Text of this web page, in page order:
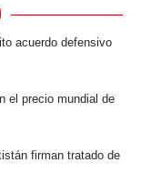
acuerdo defensivo
el precio mundial de
firman tratado de